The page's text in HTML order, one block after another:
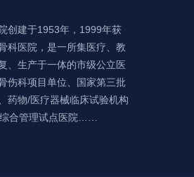
创建于1953年，1999年获
科医院，是一所集医疗、教
、生产于一体的市级公立医
伤科项目单位、国家第三批
药物/医疗器械临床试验机构
合管理试点医院……